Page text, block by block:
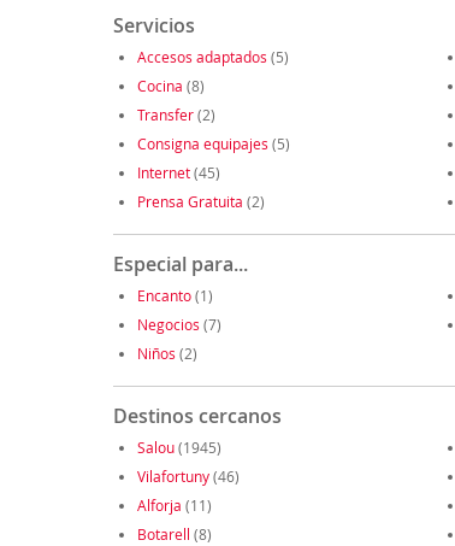
Servicios
Accesos adaptados (5)
Cocina (8)
Transfer(2)
Consigna equipajes (5)
Internet(45)
Prensa Gratuita (2)
Especial para...
Encanto(1)
Negocios (7)
Niños (2)
Destinos cercanos
Salou(1945)
Vilafortuny(46)
Alforja (11)
Botarell (8)